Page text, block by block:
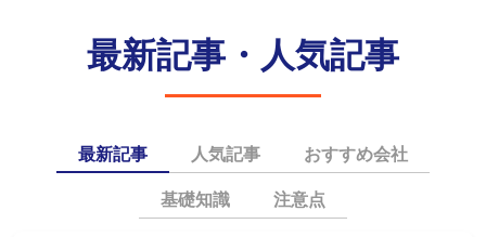
最新記事・人気記事
最新記事 人気記事 おすすめ会社
基礎知識 注意点